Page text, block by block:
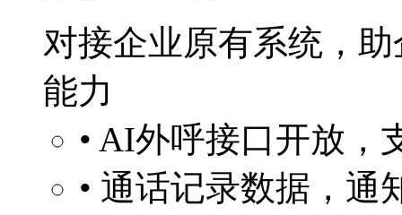
对接企业原有系统，
能力
• AI外呼接口开放，
• 通话记录数据，通